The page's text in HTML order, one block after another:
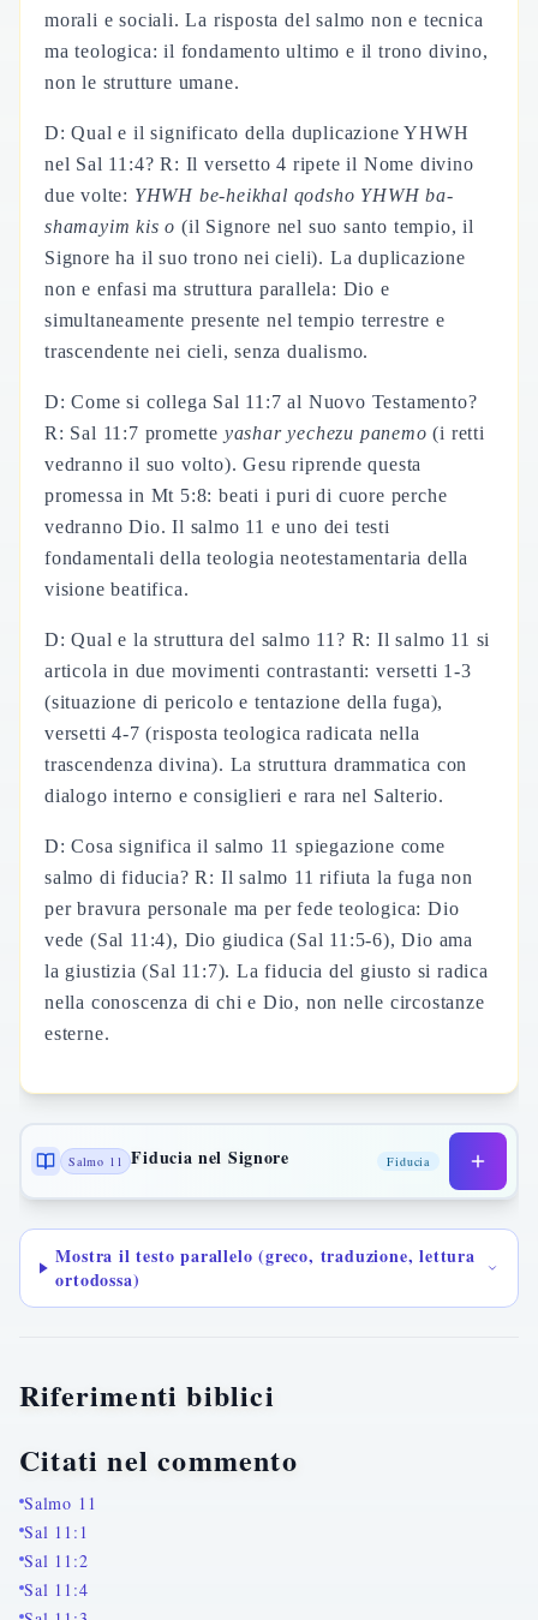
morali e sociali. La risposta del salmo non e tecnica
ma teologica: il fondamento ultimo e il trono divino,
non le strutture umane.
D: Qual e il significato della duplicazione YHWH
nel Sal 11:4? R: Il versetto 4 ripete il Nome divino
due volte: YHWH be-heikhal qodsho YHWH ba-
shamayim kis o (il Signore nel suo santo tempio, il
Signore ha il suo trono nei cieli). La duplicazione
non e enfasi ma struttura parallela: Dio e
simultaneamente presente nel tempio terrestre e
trascendente nei cieli, senza dualismo.
D: Come si collega Sal 11:7 al Nuovo Testamento?
R: Sal 11:7 promette yashar yechezu panemo (i retti
vedranno il suo volto). Gesu riprende questa
promessa in Mt 5:8: beati i puri di cuore perche
vedranno Dio. Il salmo 11 e uno dei testi
fondamentali della teologia neotestamentaria della
visione beatifica.
D: Qual e la struttura del salmo 11? R: Il salmo 11 si
articola in due movimenti contrastanti: versetti 1-3
(situazione di pericolo e tentazione della fuga),
versetti 4-7 (risposta teologica radicata nella
trascendenza divina). La struttura drammatica con
dialogo interno e consiglieri e rara nel Salterio.
D: Cosa significa il salmo 11 spiegazione come
salmo di fiducia? R: Il salmo 11 rifiuta la fuga non
per bravura personale ma per fede teologica: Dio
vede (Sal 11:4), Dio giudica (Sal 11:5-6), Dio ama
la giustizia (Sal 11:7). La fiducia del giusto si radica
nella conoscenza di chi e Dio, non nelle circostanze
esterne.
Salmo 11 Fiducia nel Signore Fiducia
Mostra il testo parallelo (greco, traduzione, lettura
ortodossa)
Riferimenti biblici
Citati nel commento
Salmo 11
Sal 11:1
Sal 11:2
Sal 11:4